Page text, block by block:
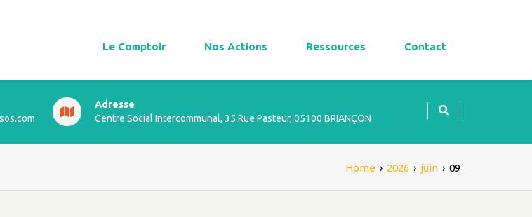
Le Comptoir Nos Actions Ressources Contact
Adresse
Centre Social Intercommunal, 35 Rue Pasteur, 05100 BRIANÇON
Home › 2026 › juin › 09